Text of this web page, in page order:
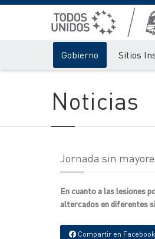
Gobierno Sitios
Noticias
Jornada sin
En cuanto a las lesiones
altercados en diferentes
Compartir en Facebook